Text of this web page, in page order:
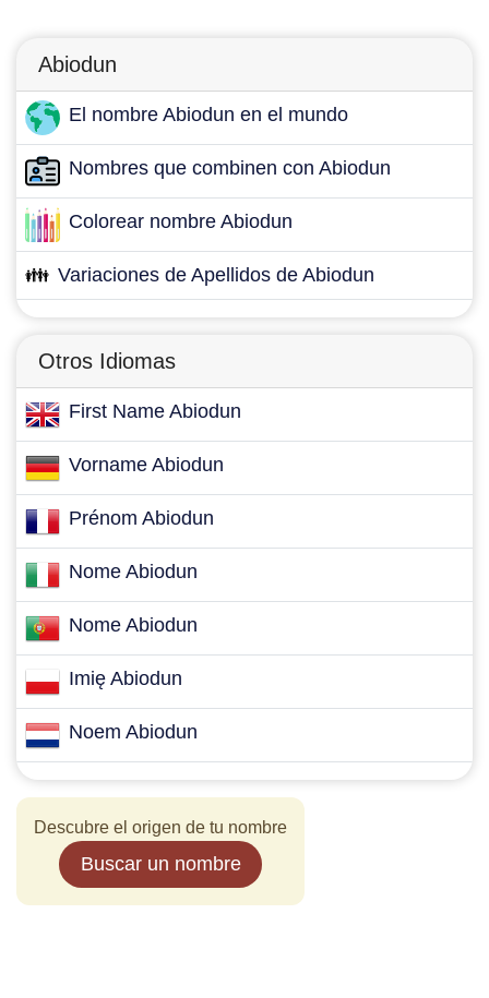
Abiodun
El nombre Abiodun en el mundo
Nombres que combinen con Abiodun
Colorear nombre Abiodun
👪 Variaciones de Apellidos de Abiodun
Otros Idiomas
First Name Abiodun
Vorname Abiodun
Prénom Abiodun
Nome Abiodun
Nome Abiodun
Imię Abiodun
Noem Abiodun
Descubre el origen de tu nombre
Buscar un nombre